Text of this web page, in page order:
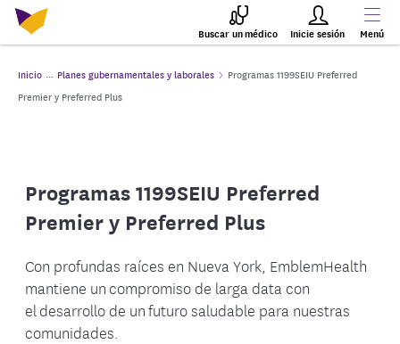
Buscar un médico Inicie sesión Menú
Inicio Planes gubernamentales y laborales
Programas 1199SEIU Preferred
Premier y Preferred Plus
Programas 1199SEIU Preferred
Premier y Preferred Plus
Con profundas raíces en Nueva York, EmblemHealth
mantiene un compromiso de larga data con
el desarrollo de un futuro saludable para nuestras
comunidades.